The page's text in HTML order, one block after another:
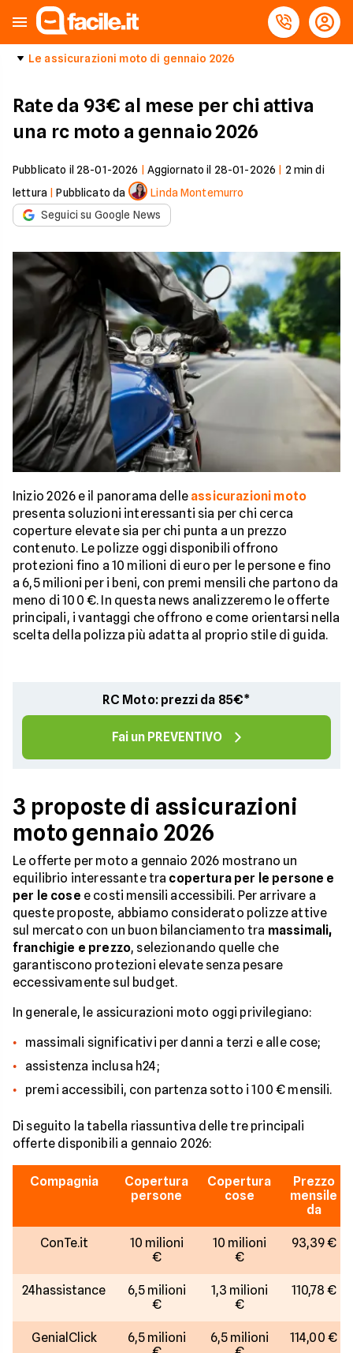
Le assicurazioni moto di gennaio 2026
Rate da 93€ al mese per chi attiva
una rc moto a gennaio 2026
Pubblicato il 28-01-2026 Aggiornato il 28-01-2026 2 min di
lettura |Pubblicato da
Linda Montemurro
Seguici su Google News
Inizio 2026 e il panorama delle assicurazioni moto
presenta soluzioni interessanti sia per chi cerca
coperture elevate sia per chi punta a un prezzo
contenuto. Le polizze oggi disponibili offrono
protezioni fino a 10 milioni di euro per le persone e fino
a 6,5 milioni per i beni, con premi mensili che partono da
meno di 100 €. In questa news analizzeremo le offerte
principali, i vantaggi che offrono e come orientarsi nella
scelta della polizza più adatta al proprio stile di guida.
RC Moto: prezzi da 85€*
Fai un PREVENTIVO
3 proposte di assicurazioni
moto gennaio 2026
Le offerte per moto a gennaio 2026 mostrano un
equilibrio interessante tra copertura per le persone e
per le cose e costi mensili accessibili. Per arrivare a
queste proposte, abbiamo considerato polizze attive
sul mercato con un buon bilanciamento tra massimali,
franchigie e prezzo, selezionando quelle che
garantiscono protezioni elevate senza pesare
eccessivamente sul budget.
In generale, le assicurazioni moto oggi privilegiano:
massimali significativi per danni a terzi e alle cose;
assistenza inclusa h24;
premi accessibili, con partenza sotto i 100 € mensili.
Di seguito la tabella riassuntiva delle tre principali
offerte disponibili a gennaio 2026:
Compagnia
Copertura
persone
Copertura
cose
Prezzo
mensile
da
ConTe.it
10 milioni
€
10 milioni
€
93,39 €
24hassistance
6,5 milioni
€
1,3 milioni
€
110,78 €
GenialClick
6,5 milioni
6,5 milioni
114,00 €